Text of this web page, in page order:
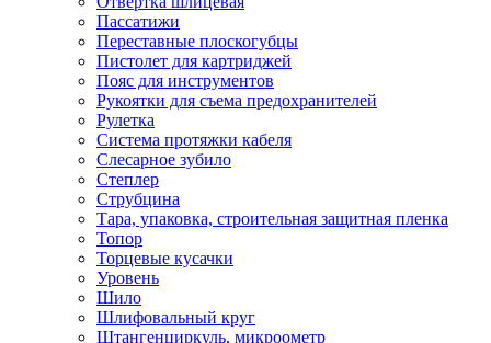
Пассатижи
Переставные плоскогубцы
Пистолет для картриджей
Пояс для инструментов
Рукоятки для съема предохранителей
Рулетка
Система протяжки кабеля
Слесарное зубило
Степлер
Струбцина
Тара, упаковка, строительная защитная пленка
Топор
Торцевые кусачки
Уровень
Шило
Шлифовальный круг
Штангенциркуль, микроометр